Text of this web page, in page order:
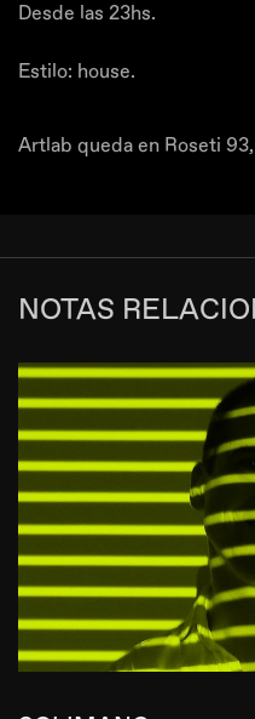
Desde las 23hs.
Estilo: house.
Artlab queda en Roseti
NOTAS